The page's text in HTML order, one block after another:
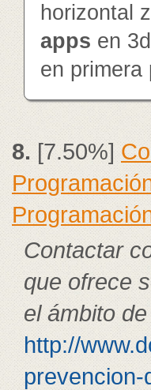
horizontal
apps en
en
8. [7.50%]
Contactar
que ofrece
el ámbito
http://